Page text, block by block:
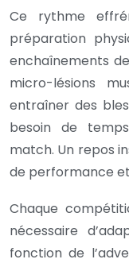
Ce rythme
préparation
enchaînements
micro-lésions
entraîner des
besoin de
match. Un repos
de performance
Chaque
nécessaire
fonction de